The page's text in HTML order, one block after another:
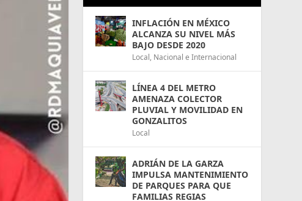
INFLACIÓN EN MÉXICO
ALCANZA SU NIVEL MÁS
BAJO DESDE 2020
Local, Nacional e Internacional
LÍNEA 4 DEL METRO
AMENAZA COLECTOR
PLUVIAL Y MOVILIDAD EN
GONZALITOS
Local
ADRIÁN DE LA GARZA
IMPULSA MANTENIMIENTO
DE PARQUES PARA QUE
FAMILIAS REGIAS